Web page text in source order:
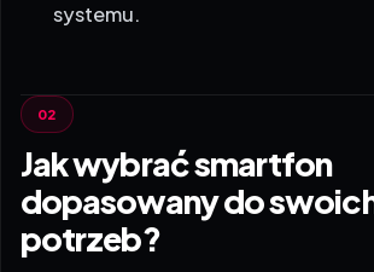
systemu.
Jak wybrać smartfon
dopasowany do
potrzeb?